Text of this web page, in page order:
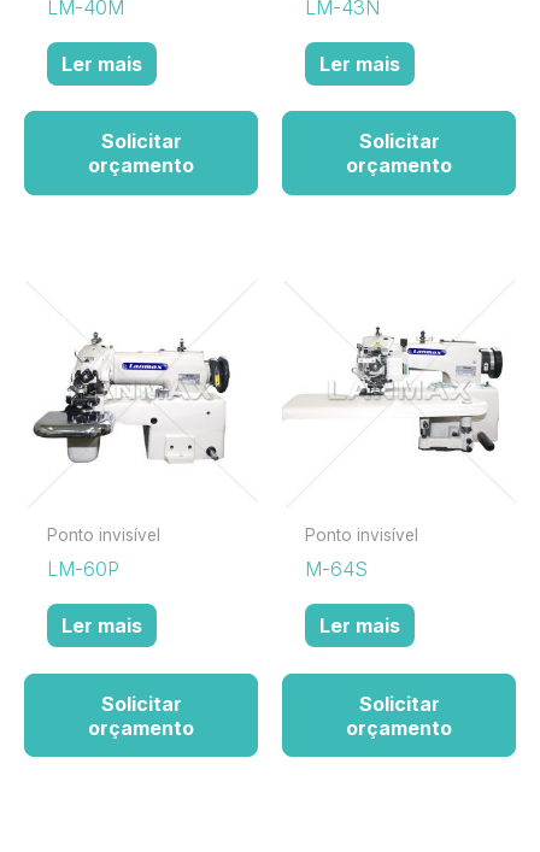
LM-40M
Ler mais
Solicitar
orçamento
LM-43N
Ler mais
Solicitar
orçamento
Ponto invisível
LM-60P
Ler mais
Solicitar
orçamento
Ponto invisível
M-64S
Ler mais
Solicitar
orçamento